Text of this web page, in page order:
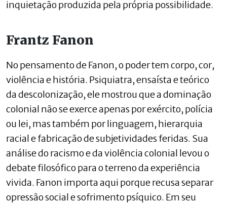
inquietação produzida pela própria possibilidade.
Frantz Fanon
No pensamento de Fanon, o poder tem corpo, cor,
violência e história. Psiquiatra, ensaísta e teórico
da descolonização, ele mostrou que a dominação
colonial não se exerce apenas por exército, polícia
ou lei, mas também por linguagem, hierarquia
racial e fabricação de subjetividades feridas. Sua
análise do racismo e da violência colonial levou o
debate filosófico para o terreno da experiência
vivida. Fanon importa aqui porque recusa separar
opressão social e sofrimento psíquico. Em seu